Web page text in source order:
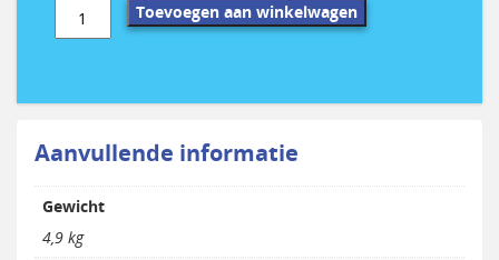
acrylaat
x
100
cm
aantal
Toevoegen aan winkelwagen
Aanvullende informatie
Gewicht
4,9 kg